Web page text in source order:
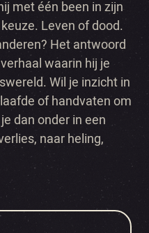
met één been in zijn
Leven of dood.
Het antwoord
waarin hij je
Wil je inzicht in
of handvaten om
dan onder in een
naar heling,